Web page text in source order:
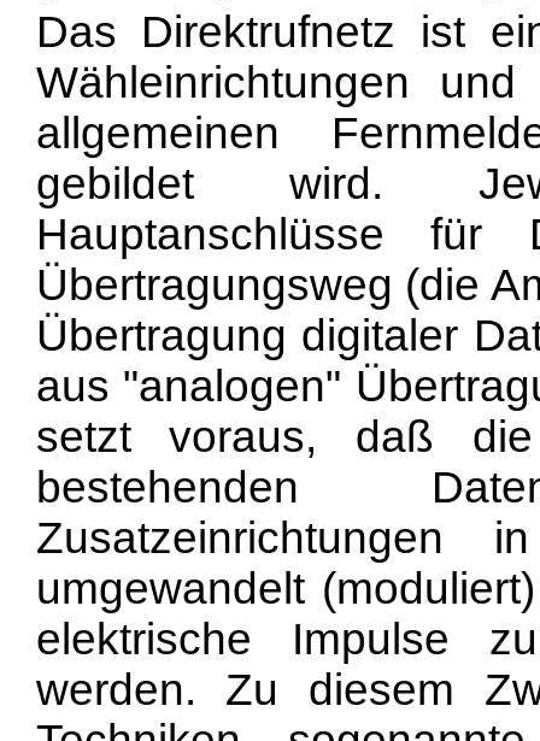
Das Direktrufnetz ist
Wähleinrichtungen
allgemeinen
gebildet wird.
Hauptanschlüsse
Übertragungsweg (die
Übertragung digitaler
aus "analogen"
setzt voraus, daß
bestehenden
Zusatzeinrichtungen
umgewandelt
elektrische Impulse
werden. Zu diesem